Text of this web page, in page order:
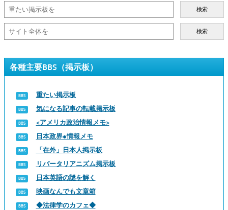
検索
検索
各種主要BBS（掲示板）
重たい掲示板
気になる記事の転載掲示板
<アメリカ政治情報メモ>
日本政界●情報メモ
「在外」日本人掲示板
リバータリアニズム掲示板
日本英語の謎を解く
映画なんでも文章箱
◆法律学のカフェ◆